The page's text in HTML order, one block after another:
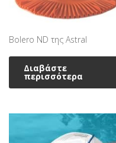
Bolero ND της Astral
Διαβάστε
περισσότερα